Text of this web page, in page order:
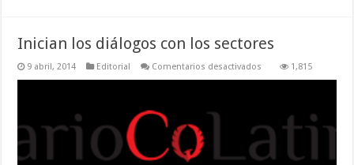
Inician los diálogos con los sectores
9 abril, 2014 Editorial Comentarios desactivados
sectores
1,815